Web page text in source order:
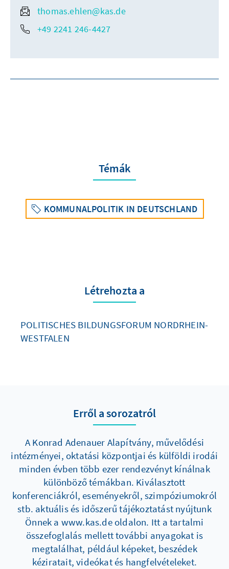
thomas.ehlen@kas.de
+49 2241 246-4427
Témák
KOMMUNALPOLITIK IN DEUTSCHLAND
Létrehozta a
POLITISCHES BILDUNGSFORUM NORDRHEIN-
WESTFALEN
Erről a sorozatról
A Konrad Adenauer Alapítvány, művelődési
intézményei, oktatási központjai és külföldi irodái
minden évben több ezer rendezvényt kínálnak
különböző témákban. Kiválasztott
konferenciákról, eseményekről, szimpóziumokról
stb. aktuális és időszerű tájékoztatást nyújtunk
Önnek a www.kas.de oldalon. Itt a tartalmi
összefoglalás mellett további anyagokat is
megtalálhat, például képeket, beszédek
kéziratait, videókat és hangfelvételeket.